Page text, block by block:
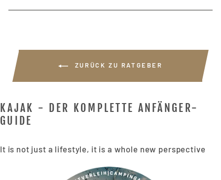
teilen
twittern
pinnen
ZURÜCK ZU RATGEBER
KAJAK - DER KOMPLETTE ANFÄNGER-
GUIDE
It is not just a lifestyle, it is a whole new perspective